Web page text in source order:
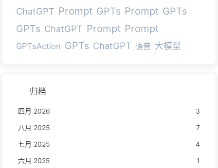
ChatGPT Prompt GPTs Prompt GPTs
GPTs ChatGPT Prompt Prompt
GPTsAction GPTs ChatGPT 语音 大模型
归档
四月 2026
3
八月 2025
7
七月 2025
4
六月 2025
1